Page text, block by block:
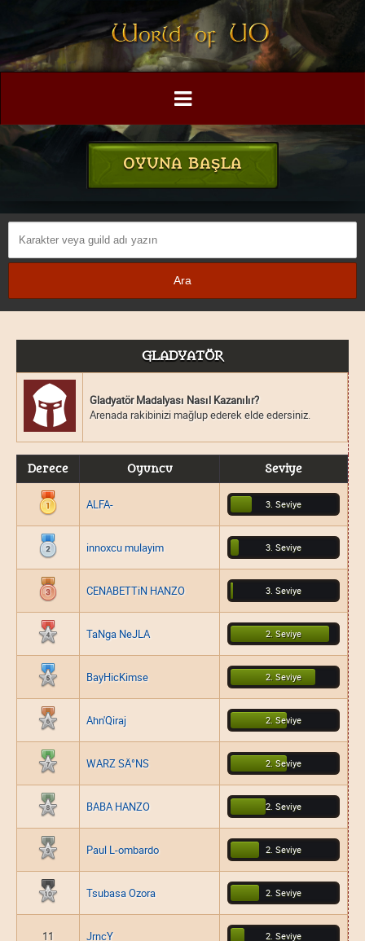
OYUNA BAŞLA
GLADYATÖR
Gladyatör Madalyası Nasıl Kazanılır?
Arenada rakibinizi mağlup ederek elde edersiniz.
Derece Oyuncu Seviye
ALFA- 3. Seviye
innoxcu mulayim 3. Seviye
CENABETTiN HANZO 3. Seviye
TaNga NeJLA 2. Seviye
BayHicKimse 2. Seviye
Ahn'Qiraj 2. Seviye
WARZ SÄ°NS 2. Seviye
BABA HANZO 2. Seviye
Paul L-ombardo 2. Seviye
Tsubasa Ozora 2. Seviye
11 JrncY 2. Seviye